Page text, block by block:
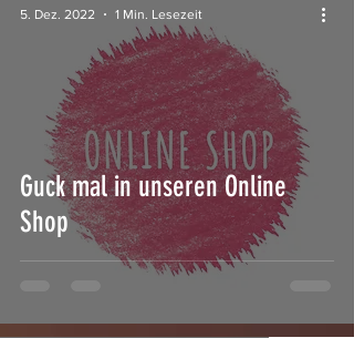
Guck mal in unseren Online
Shop
5. Dez. 2022 1 Min. Lesezeit